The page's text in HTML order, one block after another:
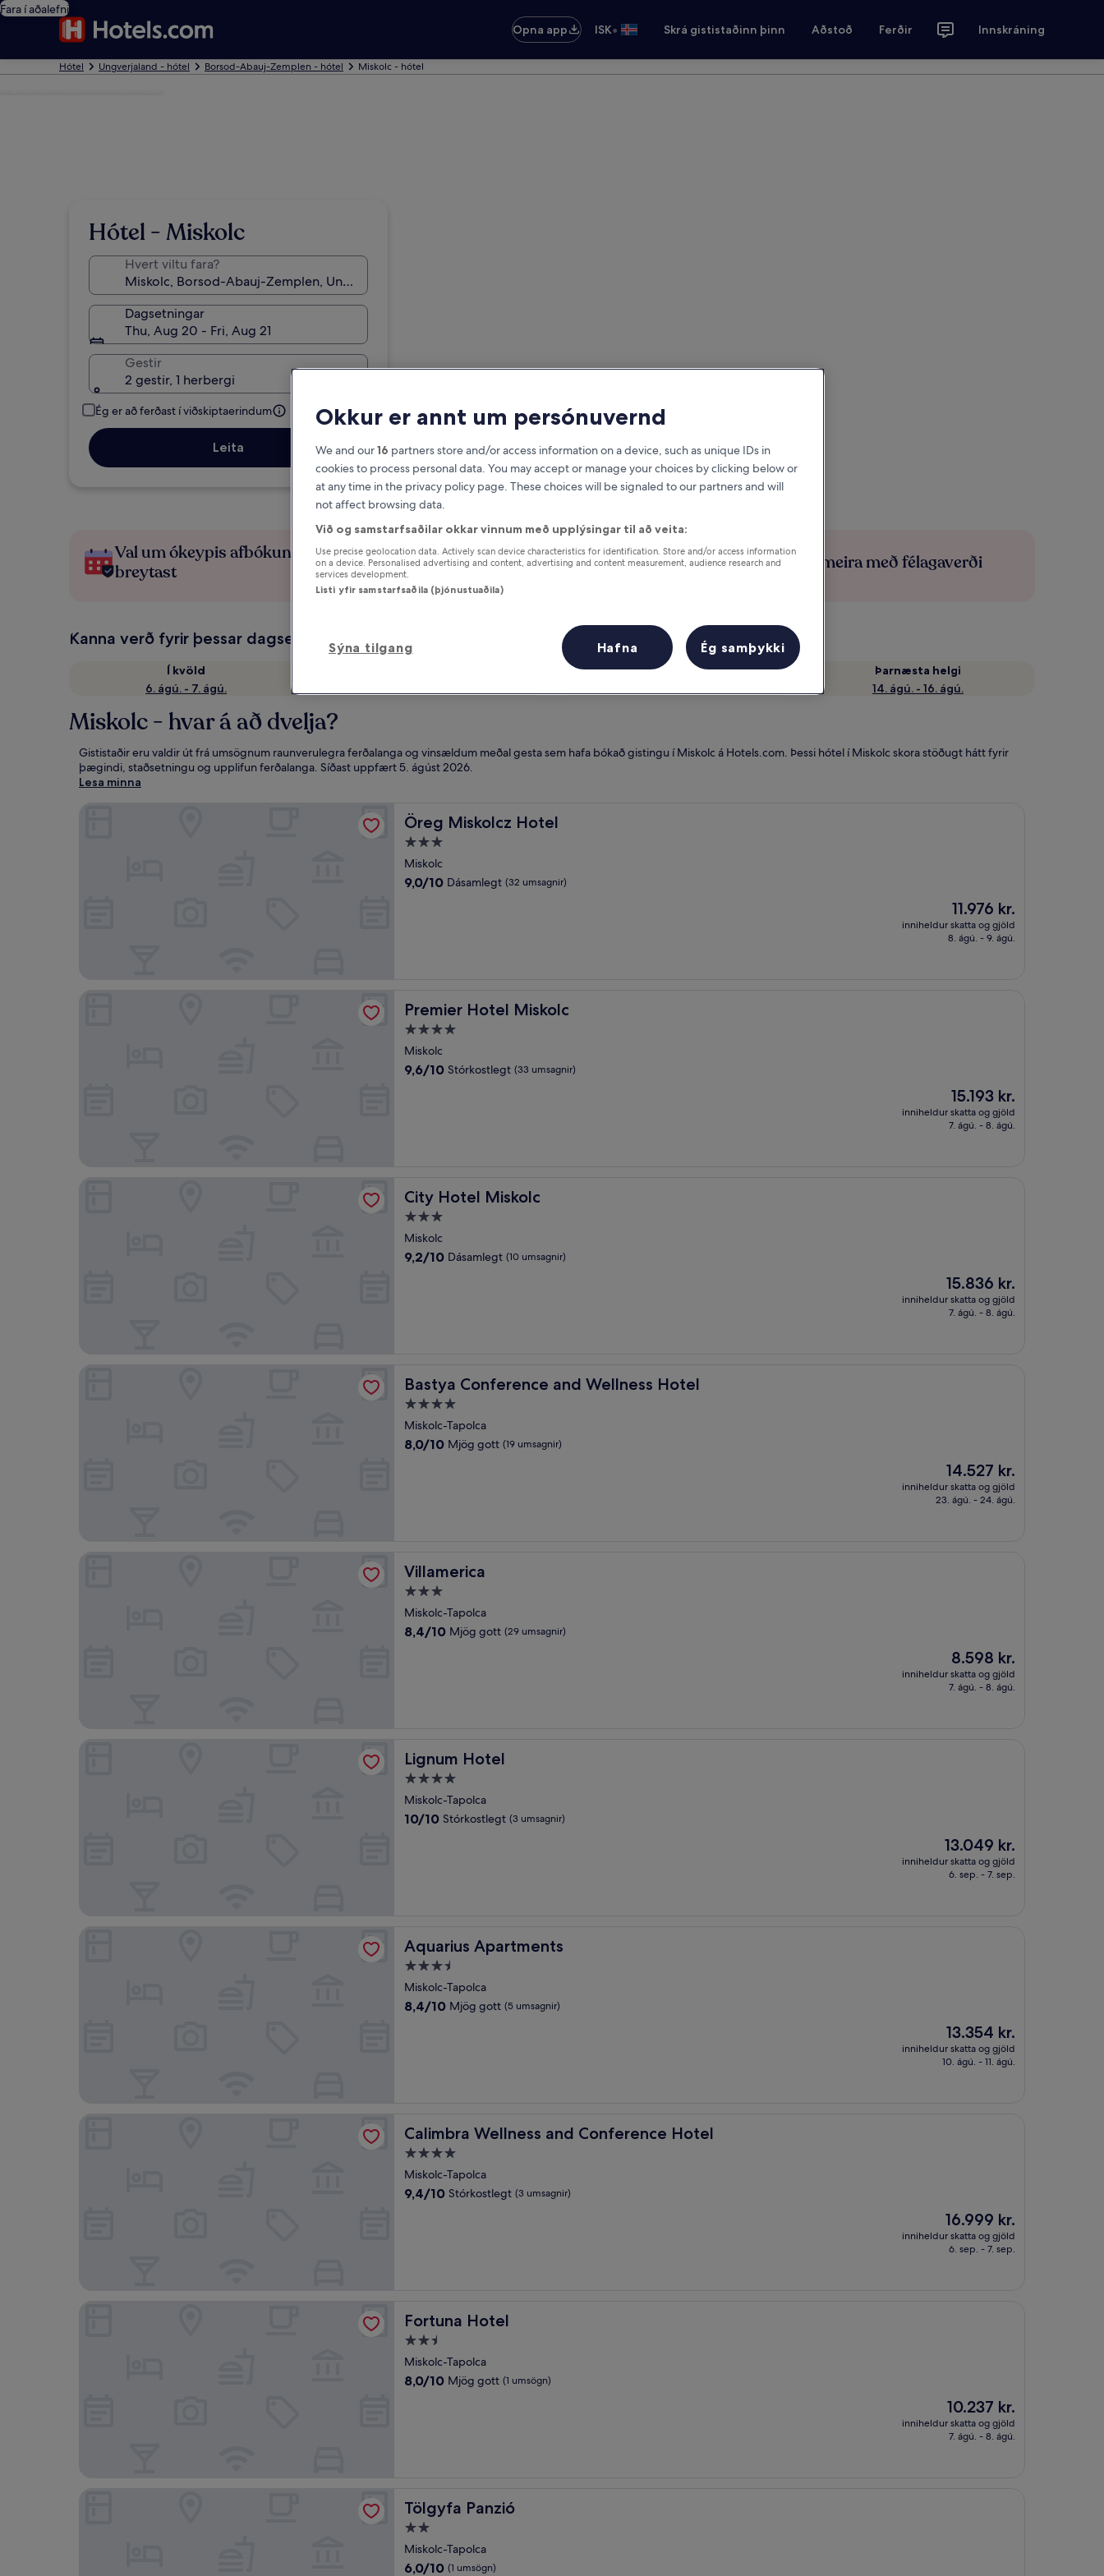
Fara í aðalefni
Opna app
ISK• Skrá gististaðinn þinn Aðstoð Ferðir Innskráning
Hótel Ungverjaland - hótel Borsod-Abauj-Zemplen - hótel Miskolc - hótel
Hótel - Miskolc
Hvert viltu fara?
Dagsetningar
Thu, Aug 20 - Fri, Aug 21
Gestir
2 gestir, 1 herbergi
Ég er að ferðast í viðskiptaerindum
Leita
Val um ókeypis afbókun ef áætlanir
breytast
Fáðu ávinning fyrir hverja nótt sem
þú dvelur
Sparaðu meira með félagaverði
Kanna verð fyrir þessar dagsetningar
Í kvöld
6. ágú. - 7. ágú.
Næsta helgi
Þarnæsta helgi
14. ágú. - 16. ágú.
Miskolc - hvar á að dvelja?
Gististaðir eru valdir út frá umsögnum raunverulegra ferðalanga og vinsældum meðal gesta sem hafa bókað gistingu í Miskolc á Hotels.com. Þessi hótel í Miskolc skora stöðugt hátt fyrir
þægindi, staðsetningu og upplifun ferðalanga. Síðast uppfært5. ágúst 2026.
Lesa minna
Öreg Miskolcz Hotel
Öreg Miskolcz Hotel
3.0
stjörnu
gististaður
Miskolc
9.0
9,0/10 Dásamlegt (32 umsagnir)
Verðið
er
11.976 kr.
11.976 kr.
inniheldur skatta og gjöld
8. ágú. - 9. ágú.
Premier Hotel Miskolc
Premier Hotel Miskolc
4.0
stjörnu
gististaður
Miskolc
9.6
9,6/10 Stórkostlegt (33 umsagnir)
Verðið
er
15.193 kr.
15.193 kr.
inniheldur skatta og gjöld
7. ágú. - 8. ágú.
City Hotel Miskolc
City Hotel Miskolc
3.0
stjörnu
gististaður
Miskolc
9.2
9,2/10 Dásamlegt (10 umsagnir)
Verðið
er
15.836 kr.
15.836 kr.
inniheldur skatta og gjöld
7. ágú. - 8. ágú.
Bastya Conference and Wellness Hotel
Bastya Conference and Wellness Hotel
4.0
stjörnu
gististaður
Miskolc-Tapolca
8.0
8,0/10 Mjög gott (19 umsagnir)
Verðið
er
14.527 kr.
14.527 kr.
inniheldur skatta og gjöld
23. ágú. - 24. ágú.
Villamerica
Villamerica
3.0
stjörnu
gististaður
Miskolc-Tapolca
8.4
8,4/10 Mjög gott (29 umsagnir)
Verðið
er
8.598 kr.
8.598 kr.
inniheldur skatta og gjöld
7. ágú. - 8. ágú.
Lignum Hotel
Lignum Hotel
4.0
stjörnu
gististaður
Miskolc-Tapolca
10.0
10/10 Stórkostlegt (3 umsagnir)
Verðið
er
13.049 kr.
13.049 kr.
inniheldur skatta og gjöld
6. sep. - 7. sep.
Aquarius Apartments
Aquarius Apartments
3.5
stjörnu
gististaður
Miskolc-Tapolca
8.4
8,4/10 Mjög gott (5 umsagnir)
Verðið
er
13.354 kr.
13.354 kr.
inniheldur skatta og gjöld
10. ágú. - 11. ágú.
Calimbra Wellness and Conference Hotel
Calimbra Wellness and Conference Hotel
4.0
stjörnu
gististaður
Miskolc-Tapolca
9.4
9,4/10 Stórkostlegt (3 umsagnir)
Verðið
er
16.999 kr.
16.999 kr.
inniheldur skatta og gjöld
6. sep. - 7. sep.
Fortuna Hotel
Fortuna Hotel
2.5
stjörnu
gististaður
Miskolc-Tapolca
8.0
8,0/10 Mjög gott (1 umsögn)
Verðið
er
10.237 kr.
10.237 kr.
inniheldur skatta og gjöld
7. ágú. - 8. ágú.
Tölgyfa Panzió
Tölgyfa Panzió
2.0
stjörnu
gististaður
Miskolc-Tapolca
6.0af
6,0/10 (1 umsögn)
Okkur er annt um persónuvernd
We and our16 partners store and/or access information on a device, such as unique IDs in
cookies to process personal data. You may accept or manage your choices by clicking below or
at any time in the privacy policy page. These choices will be signaled to our partners and will
not affect browsing data.
Við og samstarfsaðilar okkar vinnum með upplýsingar til að veita:
Use precise geolocation data. Actively scan device characteristics for identification. Store and/or access information
on a device. Personalised advertising and content, advertising and content measurement, audience research and
services development.
Listi yfir samstarfsaðila (þjónustuaðila)
Sýna tilgang Hafna Ég samþykki